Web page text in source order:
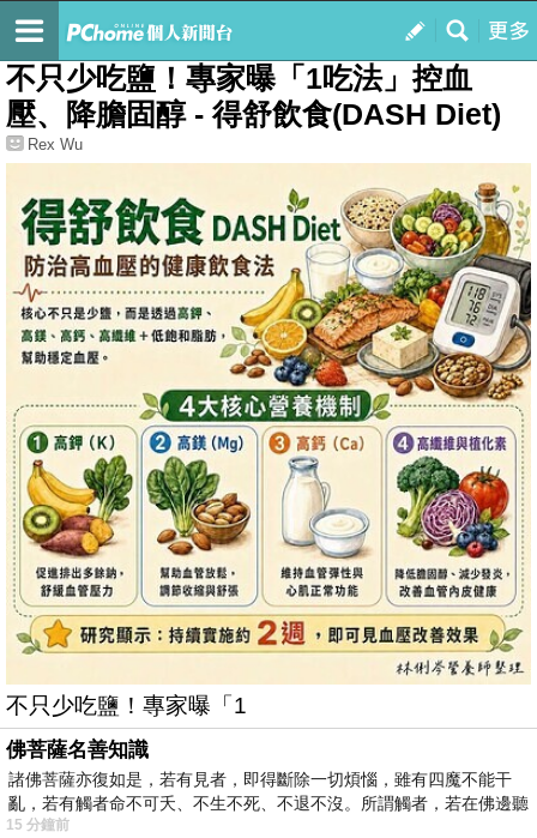
我的
最新文章
不只少吃鹽！專家曝「1吃法」控血
壓、降膽固醇 - 得舒飲食(DASH Diet)
Rex Wu
不只少吃鹽！專家曝「1
佛菩薩名善知識
諸佛菩薩亦復如是，若有見者，即得斷除一切煩惱，雖有四魔不能干
亂，若有觸者命不可夭、不生不死、不退不沒。所謂觸者，若在佛邊聽
受
15 分鐘前